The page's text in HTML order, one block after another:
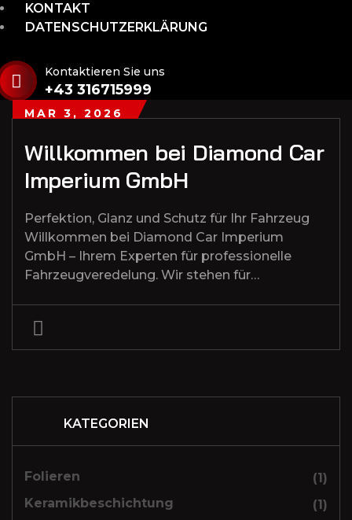
KONTAKT
DATENSCHUTZERKLÄRUNG
Kontaktieren Sie uns
+43 316715999
MAR 3, 2026
Willkommen bei Diamond Car
Imperium GmbH
Perfektion, Glanz und Schutz für Ihr Fahrzeug
Willkommen bei Diamond Car Imperium
GmbH – Ihrem Experten für professionelle
Fahrzeugveredelung. Wir stehen für…
KATEGORIEN
Folieren
(1)
Keramikbeschichtung
(1)